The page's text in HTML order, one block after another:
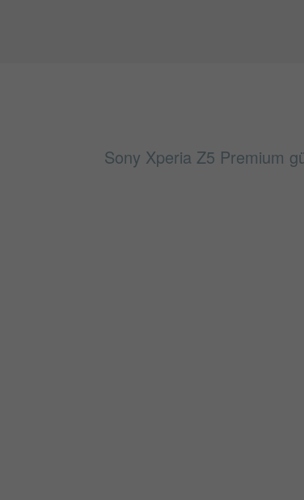
Sony Xperia Z5 Premium